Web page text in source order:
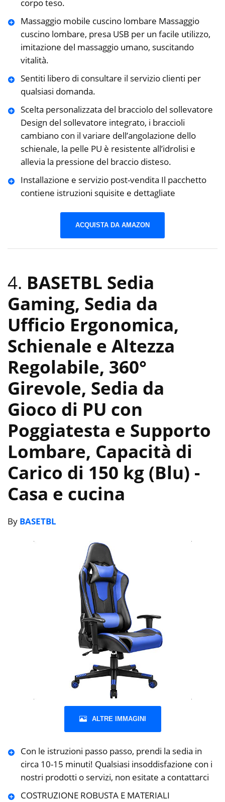
corpo teso.
Massaggio mobile cuscino lombare Massaggio
cuscino lombare, presa USB per un facile utilizzo,
imitazione del massaggio umano, suscitando
vitalità.
Sentiti libero di consultare il servizio clienti per
qualsiasi domanda.
Scelta personalizzata del bracciolo del sollevatore
Design del sollevatore integrato, i braccioli
cambiano con il variare dell’angolazione dello
schienale, la pelle PU è resistente all’idrolisi e
allevia la pressione del braccio disteso.
Installazione e servizio post-vendita Il pacchetto
contiene istruzioni squisite e dettagliate
ACQUISTA DA AMAZON
4. BASETBL Sedia
Gaming, Sedia da
Ufficio Ergonomica,
Schienale e Altezza
Regolabile, 360°
Girevole, Sedia da
Gioco di PU con
Poggiatesta e Supporto
Lombare, Capacità di
Carico di 150 kg (Blu) -
Casa e cucina
By BASETBL
ALTRE IMMAGINI
Con le istruzioni passo passo, prendi la sedia in
circa 10-15 minuti! Qualsiasi insoddisfazione con i
nostri prodotti o servizi, non esitate a contattarci
COSTRUZIONE ROBUSTA E MATERIALI